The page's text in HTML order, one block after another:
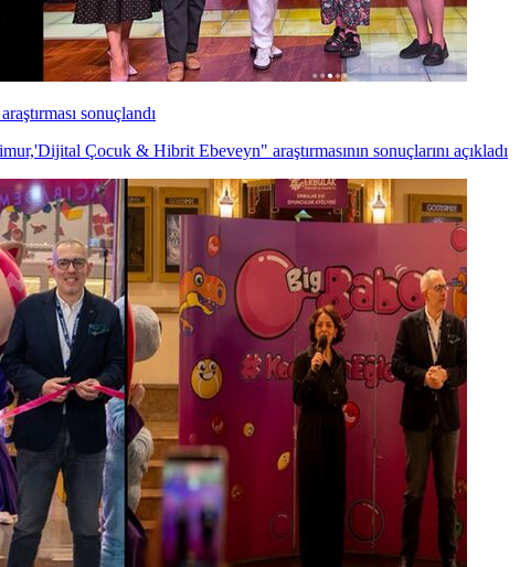
sonuçlandı
Çocuk & Hibrit Ebeveyn" araştırmasının sonuçlarını açıkladı